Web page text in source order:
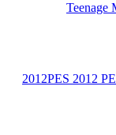
PES